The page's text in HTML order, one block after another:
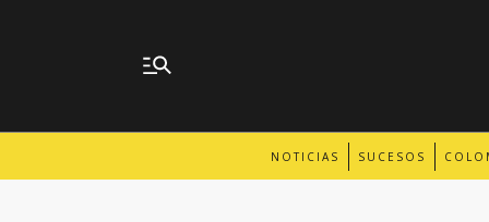
NOTICIAS SUCESOS